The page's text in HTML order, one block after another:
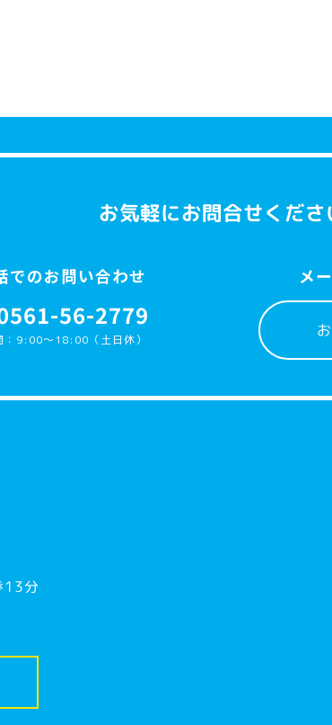
お気軽にお問合せくださ
でのお問い合わせ
56-2779
：9:00〜18:00（土日休）
メ
13分